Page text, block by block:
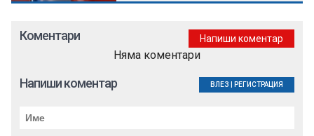
Коментари Напиши коментар
Няма коментари
Напиши коментар ВЛЕЗ РЕГИСТРАЦИЯ